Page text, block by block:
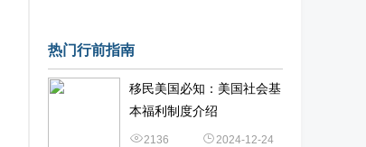
热门行前指南
移民美国必知：美国社会基
本福利制度介绍
2136 2024-12-24